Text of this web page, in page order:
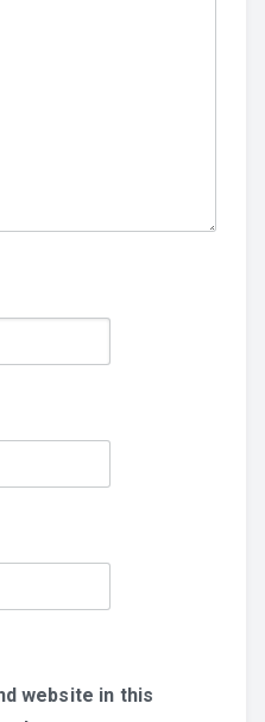
website in this